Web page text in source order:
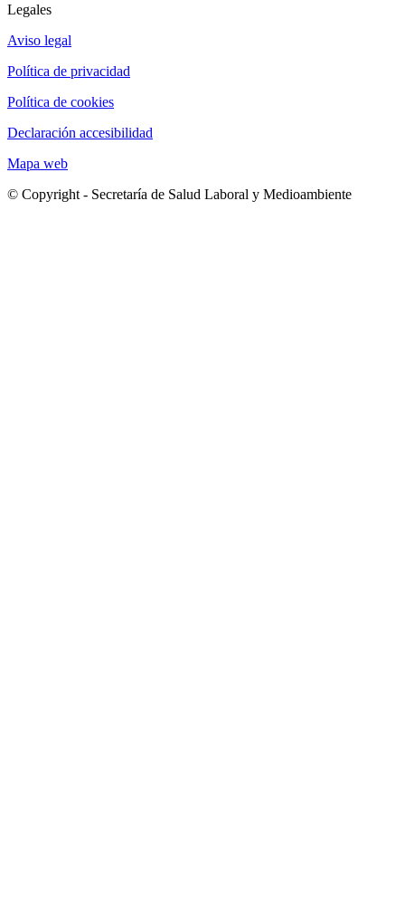
Legales
Aviso legal
Política de privacidad
Política de cookies
Declaración accesibilidad
Mapa web
© Copyright - Secretaría de Salud Laboral y Medioambiente